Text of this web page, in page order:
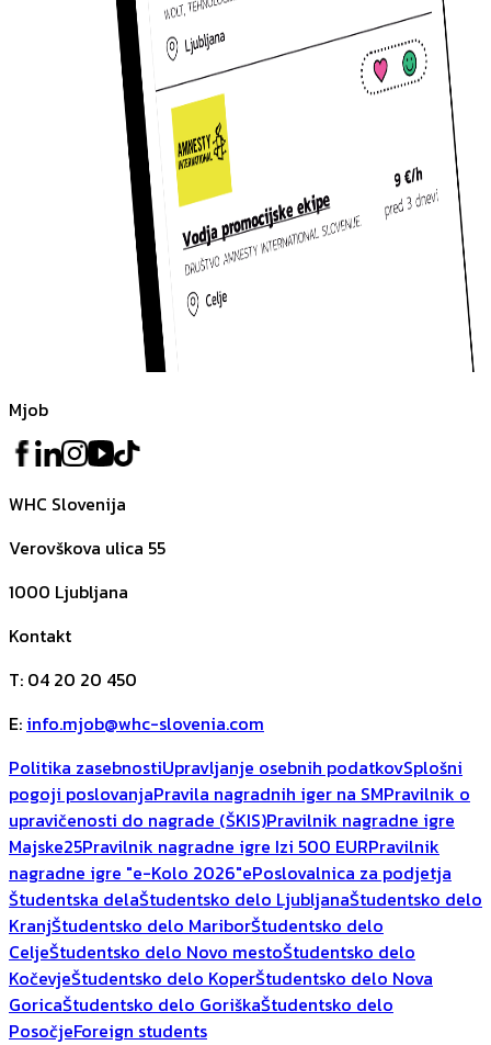
Mjob
WHC Slovenija
Verovškova ulica 55
1000 Ljubljana
Kontakt
T: 04 20 20 450
E: info.mjob@whc-slovenia.com
Politika zasebnostiUpravljanje osebnih podatkovSplošni
pogoji poslovanjaPravila nagradnih iger na SMPravilnik o
upravičenosti do nagrade (ŠKIS)Pravilnik nagradne igre
Majske25Pravilnik nagradne igre Izi 500 EURPravilnik
nagradne igre "e-Kolo 2026"ePoslovalnica za podjetja
Študentska delaŠtudentsko delo LjubljanaŠtudentsko delo
KranjŠtudentsko delo MariborŠtudentsko delo
CeljeŠtudentsko delo Novo mestoŠtudentsko delo
KočevjeŠtudentsko delo KoperŠtudentsko delo Nova
GoricaŠtudentsko delo GoriškaŠtudentsko delo
PosočjeForeign students